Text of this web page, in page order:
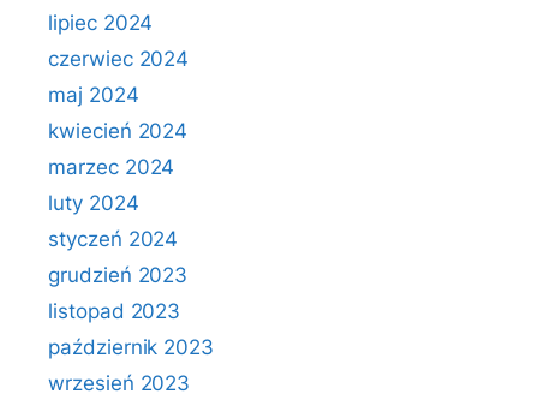
lipiec 2024
czerwiec 2024
maj 2024
kwiecień 2024
marzec 2024
luty 2024
styczeń 2024
grudzień 2023
listopad 2023
październik 2023
wrzesień 2023